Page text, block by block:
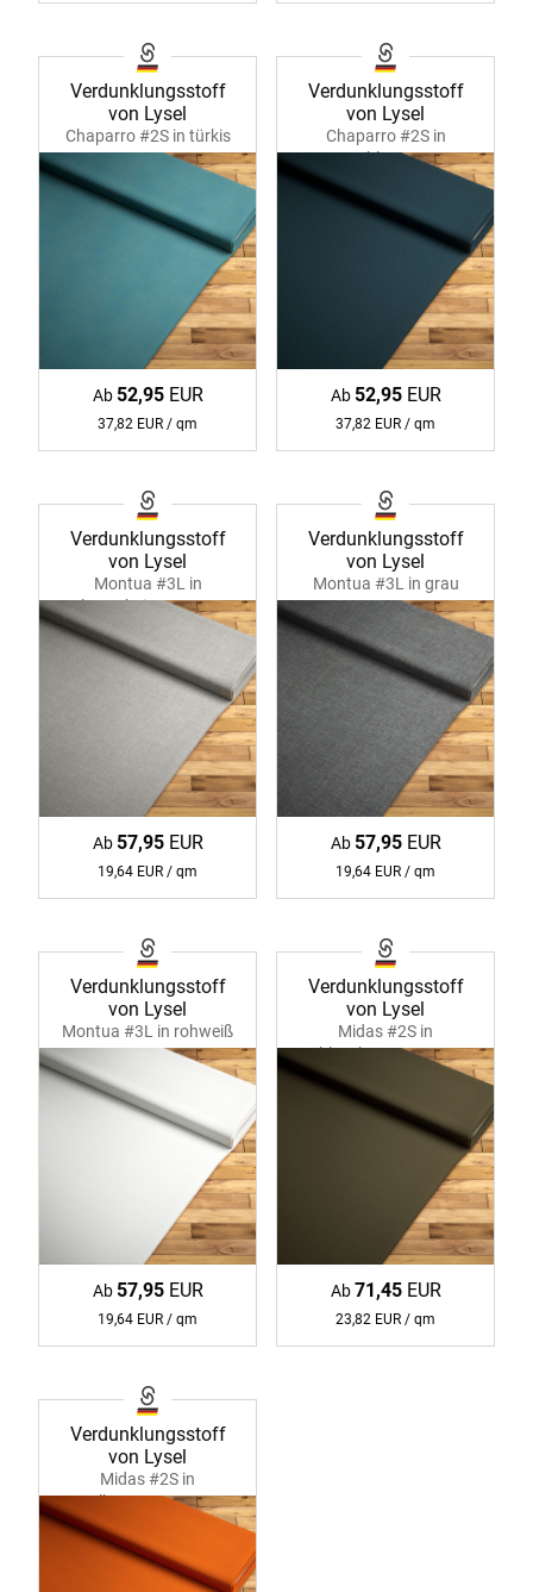
Verdunklungsstoff
von Lysel
Chaparro #2S in türkis
35821
Ab 52,95EUR
37,82 EUR / qm
Verdunklungsstoff
von Lysel
Chaparro #2S in
ozeanblau 35821
Ab 52,95EUR
37,82 EUR / qm
Verdunklungsstoff
von Lysel
Montua #3L in
braunbeige 37962
Ab 57,95EUR
19,64 EUR / qm
Verdunklungsstoff
von Lysel
Montua #3L in grau
37962
Ab 57,95EUR
19,64 EUR / qm
Verdunklungsstoff
von Lysel
Montua #3L in rohweiß
37962
Ab 57,95EUR
19,64 EUR / qm
Verdunklungsstoff
von Lysel
Midas #2S in
blassbraun 35788
Ab71,45EUR
23,82 EUR / qm
Verdunklungsstoff
von Lysel
Midas #2S in
gelborange 35788